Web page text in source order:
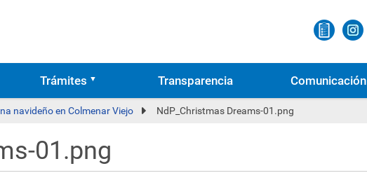
Trámites Transparencia Comunicación
navideño en Colmenar Viejo NdP_Christmas Dreams-01.png
01.png